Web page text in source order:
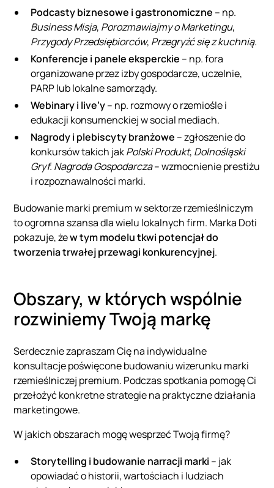
Podcasty biznesowe i gastronomiczne – np.
Business Misja, Porozmawiajmy o Marketingu,
Przygody Przedsiębiorców, Przegryźć się z kuchnią.
Konferencje i panele eksperckie – np. fora
organizowane przez izby gospodarcze, uczelnie,
PARP lub lokalne samorządy.
Webinary i live’y– np. rozmowy o rzemiośle i
edukacji konsumenckiej w social mediach.
Nagrody i plebiscyty branżowe – zgłoszenie do
konkursów takich jakPolski Produkt, Dolnośląski
Gryf. Nagroda Gospodarcza– wzmocnienie prestiżu
i rozpoznawalności marki.
Budowanie marki premium w sektorze rzemieślniczym
to ogromna szansa dla wielu lokalnych firm. Marka Doti
pokazuje, żew tym modelu tkwi potencjał do
tworzenia trwałej przewagi konkurencyjnej.
Obszary, w których wspólnie
rozwiniemy Twoją markę
Serdecznie zapraszam Cię na indywidualne
konsultacje poświęcone budowaniu wizerunku marki
rzemieślniczej premium. Podczas spotkania pomogę Ci
przełożyć konkretne strategie na praktyczne działania
marketingowe.
W jakich obszarach mogę wesprzeć Twoją firmę?
Storytelling i budowanie narracji marki – jak
opowiadać o historii, wartościach i ludziach